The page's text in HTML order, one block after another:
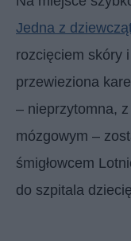
Jedna z
rozcięciem skóry
przewieziona
– nieprzytomna,
mózgowym –
śmigłowcem
do szpitala